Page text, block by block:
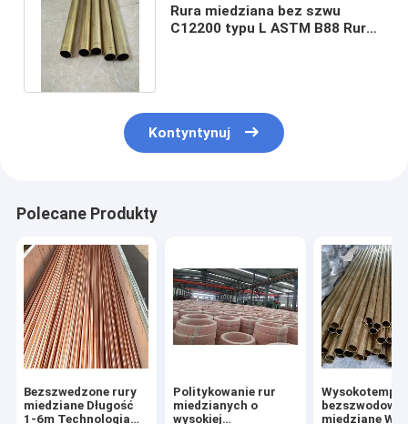
Rura miedziana bez szwu
C12200 typu L ASTM B88 Rura
Kontyntynuj
Polecane Produkty
Bezszwedzone rury
miedziane Długość
1-6m Technologia
Politykowanie rur
miedzianych o
wysokiej
bezszwodowe
miedziane